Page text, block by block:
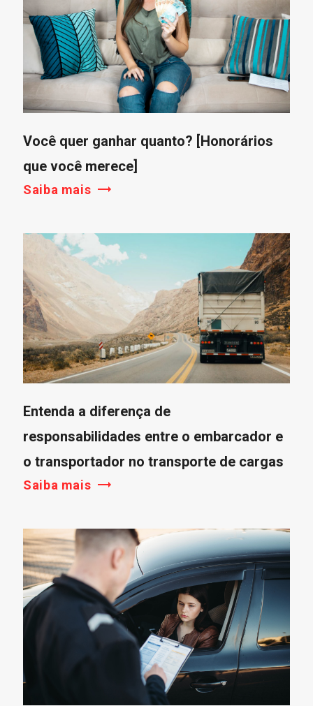
Você quer ganhar quanto? [Honorários
que você merece]
Saiba mais
Entenda a diferença de
responsabilidades entre o embarcador e
o transportador no transporte de cargas
Saiba mais